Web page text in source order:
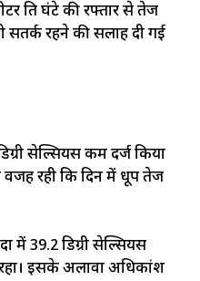
प्रति घंटे की रफ्तार से तेज
सतर्क रहने की सलाह दी गई
सेल्सियस कम दर्ज किया
वजह रही कि दिन में धूप तेज
में 39.2 डिग्री सेल्सियस
रहा। इसके अलावा अधिकांश